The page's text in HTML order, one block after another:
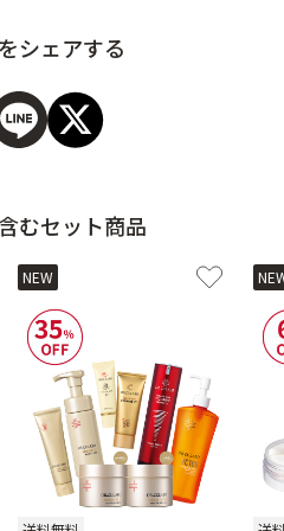
シェアする
むセット商品
NEW